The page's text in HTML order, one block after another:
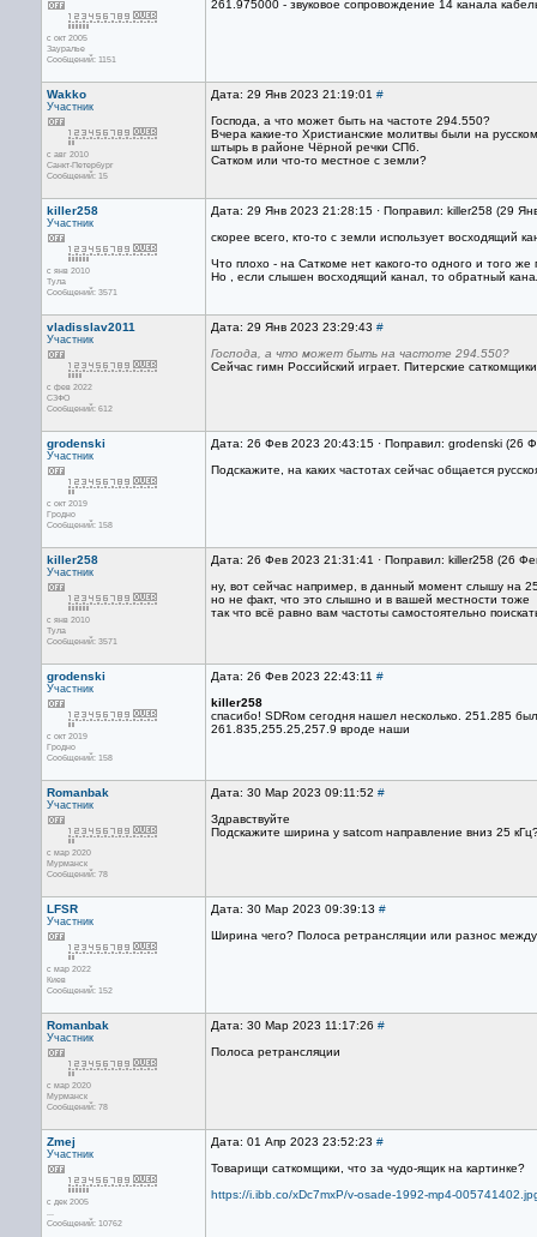
с окт 2005
Зауралье
Сообщений: 1151
261.975000 - звуковое сопровождение 14 канала
Wakko
Участник
с авг 2010
Санкт-Петербург
Сообщений: 15
Дата: 29 Янв 2023 21:19:01 #
Господа, а что может быть на частоте 294.550?
Вчера какие-то Христианские молитвы были на
штырь в районе Чёрной речки СПб.
Сатком или что-то местное с земли?
killer258
Участник
с янв 2010
Тула
Сообщений: 3571
Дата: 29 Янв 2023 21:28:15 · Поправил: killer258 (29
скорее всего, кто-то с земли использует восходящий
Что плохо - на Саткоме нет какого-то одного и того
Но , если слышен восходящий канал, то обратный
vladisslav2011
Участник
с фев 2022
СЗФО
Сообщений: 612
Дата: 29 Янв 2023 23:29:43 #
Господа, а что может быть на частоте 294.550?
Сейчас гимн Российский играет. Питерские
grodenski
Участник
с окт 2019
Гродно
Сообщений: 158
Дата: 26 Фев 2023 20:43:15 · Поправил: grodenski (26
Подскажите, на каких частотах сейчас общается
killer258
Участник
с янв 2010
Тула
Сообщений: 3571
Дата: 26 Фев 2023 21:31:41 · Поправил: killer258 (26
ну, вот сейчас например, в данный момент слышу на
но не факт, что это слышно и в вашей местности тоже
так что всё равно вам частоты самостоятельно
grodenski
Участник
с окт 2019
Гродно
Сообщений: 158
Дата: 26 Фев 2023 22:43:11 #
killer258
спасибо! SDRом сегодня нашел несколько. 251.285
261.835,255.25,257.9 вроде наши
Romanbak
Участник
с мар 2020
Мурманск
Сообщений: 78
Дата: 30 Мар 2023 09:11:52 #
Здравствуйте
Подскажите ширина у satcom направление вниз 25
LFSR
Участник
с мар 2022
Киев
Сообщений: 152
Дата: 30 Мар 2023 09:39:13 #
Ширина чего? Полоса ретрансляции или разнос
Romanbak
Участник
с мар 2020
Мурманск
Сообщений: 78
Дата: 30 Мар 2023 11:17:26 #
Полоса ретрансляции
Zmej
Участник
с дек 2005
...
Сообщений: 10762
Дата: 01 Апр 2023 23:52:23 #
Товарищи саткомщики, что за чудо-ящик на картинке?
https://i.ibb.co/xDc7mxP/v-osade-1992-mp4-